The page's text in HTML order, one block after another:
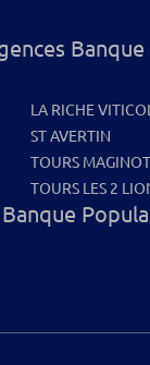
LA RICHE
ST AVERTIN
TOURS MAGINOT
TOURS LES 2
Banque